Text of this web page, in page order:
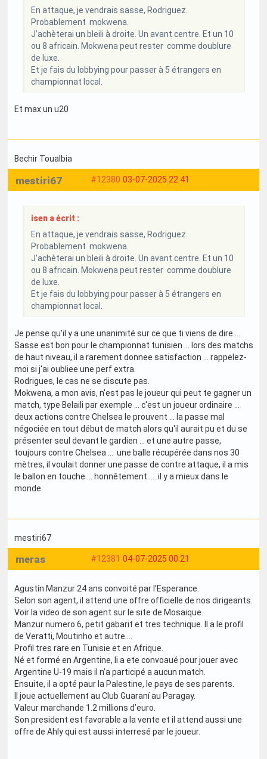
En attaque, je vendrais sasse, Rodriguez.
Probablement mokwena.
J’achèterai un bleili à droite. Un avant centre. Et un 10
ou 8 africain. Mokwena peut rester comme doublure
de luxe.
Et je fais du lobbying pour passer à 5 étrangers en
championnat local.
Et max un u20
Bechir Toualbia
#12380 03-07-2025 22:41
mestiri67
isen a écrit :
En attaque, je vendrais sasse, Rodriguez.
Probablement mokwena.
J’achèterai un bleili à droite. Un avant centre. Et un 10
ou 8 africain. Mokwena peut rester comme doublure
de luxe.
Et je fais du lobbying pour passer à 5 étrangers en
championnat local.
Je pense qu'il y a une unanimité sur ce que ti viens de dire ...
Sasse est bon pour le championnat tunisien ... lors des matchs
de haut niveau, il a rarement donnee satisfaction ... rappelez-
moi si j'ai oubliee une perf extra.
Rodrigues, le cas ne se discute pas.
Mokwena, a mon avis, n'est pas le joueur qui peut te gagner un
match, type Belaili par exemple ... c'est un joueur ordinaire ...
deux actions contre Chelsea le prouvent ... la passe mal
négociée en tout début de match alors qu'il aurait pu et du se
présenter seul devant le gardien ... et une autre passe,
toujours contre Chelsea ... une balle récupérée dans nos 30
mètres, il voulait donner une passe de contre attaque, il a mis
le ballon en touche ... honnêtement .... il y a mieux dans le
monde
mestiri67
#12381 04-07-2025 00:21
meras
Agustín Manzur 24 ans convoité par l’Esperance.
Selon son agent, il attend une offre officielle de nos dirigeants.
Voir la video de son agent sur le site de Mosaique.
Manzur numero 6, petit gabarit et tres technique. Il a le profil
de Veratti, Moutinho et autre….
Profil tres rare en Tunisie et en Afrique.
Né et formé en Argentine, Ii a ete convoaué pour jouer avec
Argentine U-19 mais il n’a participé a aucun match.
Ensuite, il a opté paur la Palestine, le pays de ses parents.
Il joue actuellement au Club Guaraní au Paragay.
Valeur marchande 1.2 millions d’euro.
Son president est favorable a la vente et il attend aussi une
offre de Ahly qui est aussi interresé par le joueur.